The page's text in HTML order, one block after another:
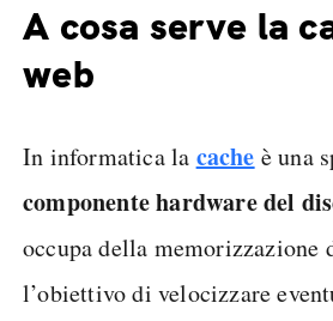
A cosa serve la
web
In informatica la cache è una
componente hardware del
occupa della memorizzazione
l’obiettivo di velocizzare